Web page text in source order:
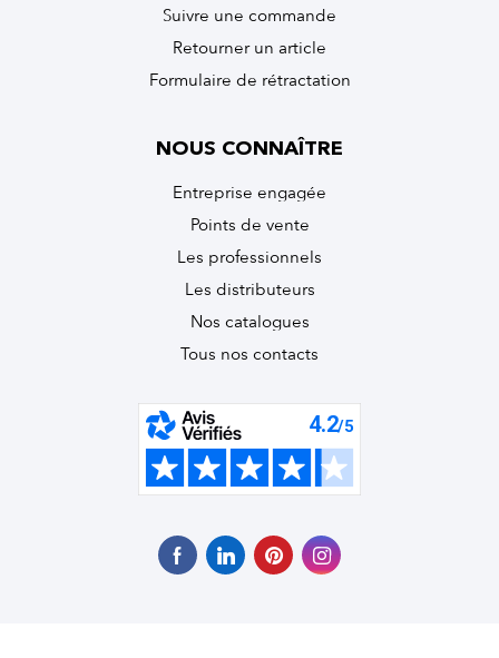
Suivre une commande
Retourner un article
Formulaire de rétractation
NOUS CONNAÎTRE
Entreprise engagée
Points de vente
Les professionnels
Les distributeurs
Nos catalogues
Tous nos contacts